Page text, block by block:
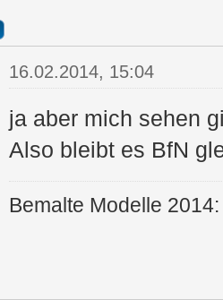
16.02.2014, 15:04
ja aber mich sehen
Also bleibt es BfN
Bemalte Modelle